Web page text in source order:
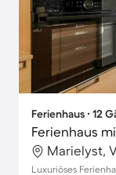
Ferienhaus ∙ 12
Marielyst,
Luxuriöses